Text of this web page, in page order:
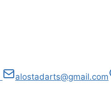
alostadarts@gmail.com